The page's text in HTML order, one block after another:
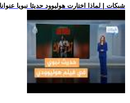
.. شبكات | لماذا اختارت هوليوود حديثا نبويا